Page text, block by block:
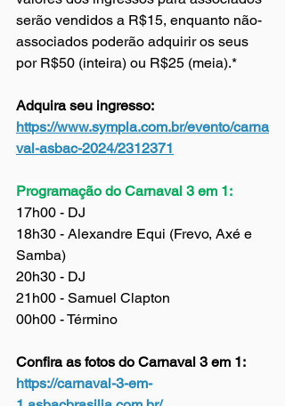
serão vendidos a R$15, enquanto não-
associados poderão adquirir os seus
por R$50 (inteira) ou R$25 (meia).*
Adquira seu ingresso:
https://www.sympla.com.br/evento/carna
val-asbac-2024/2312371
Programação do Carnaval 3 em 1:
17h00 - DJ
18h30 - Alexandre Equi (Frevo, Axé e
Samba)
20h30 - DJ
21h00 - Samuel Clapton
00h00 - Término
Confira as fotos do Carnaval 3 em 1:
https://carnaval-3-em-